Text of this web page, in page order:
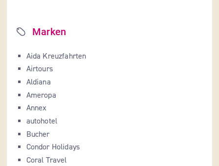
Marken
Aida Kreuzfahrten
Airtours
Aldiana
Ameropa
Annex
autohotel
Bucher
Condor Holidays
Coral Travel